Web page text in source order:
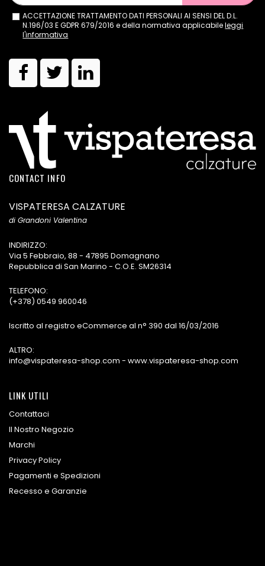
ACCETTAZIONE TRATTAMENTO DATI PERSONALI AI SENSI DEL D.L.
N.196/03 E GDPR 679/2016 e della normativa applicabileleggi
l'informativa
CONTACT INFO
VISPATERESA CALZATURE
di Grandoni Valentina
INDIRIZZO:
Via 5 Febbraio, 88 - 47895 Domagnano
Repubblica di San Marino - C.O.E. SM26314
TELEFONO:
(+378) 0549 960046
Iscritto al registro eCommerce al n° 390 dal 16/03/2016
ALTRO:
info@vispateresa-shop.com - www.vispateresa-shop.com
LINK UTILI
Contattaci
Il Nostro Negozio
Marchi
Privacy Policy
Pagamenti e Spedizioni
Recesso e Garanzie